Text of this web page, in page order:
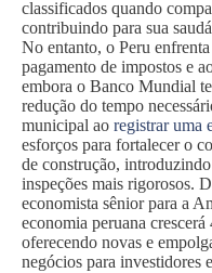
classificados quando
contribuindo para sua
No entanto, o Peru
pagamento de impostos e
embora o Banco Mundial
redução do tempo
municipal ao registrar uma
esforços para fortalecer o
de construção,
inspeções mais rigorosos.
economista sênior para a
economia peruana
oferecendo novas e
negócios para investidores